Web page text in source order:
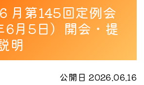
月第145回定例会
6月5日）開会・提
明
公開日 2026.06.16